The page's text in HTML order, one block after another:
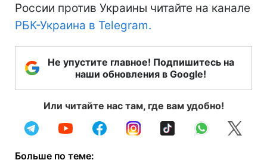
России против Украины читайте на канале
РБК-Украина в Telegram.
Не упустите главное! Подпишитесь на
наши обновления в Google!
Или читайте нас там, где вам удобно!
Больше по теме: